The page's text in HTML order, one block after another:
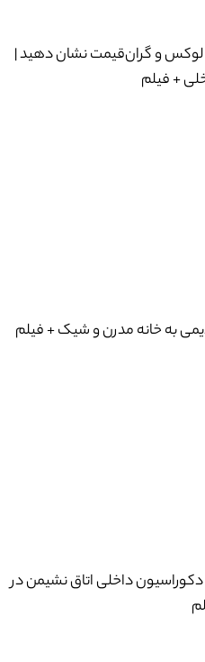
لوکس و گران‌قیمت نشان دهید |
+ فیلم
به خانه مدرن و شیک + فیلم
داخلی اتاق نشیمن در